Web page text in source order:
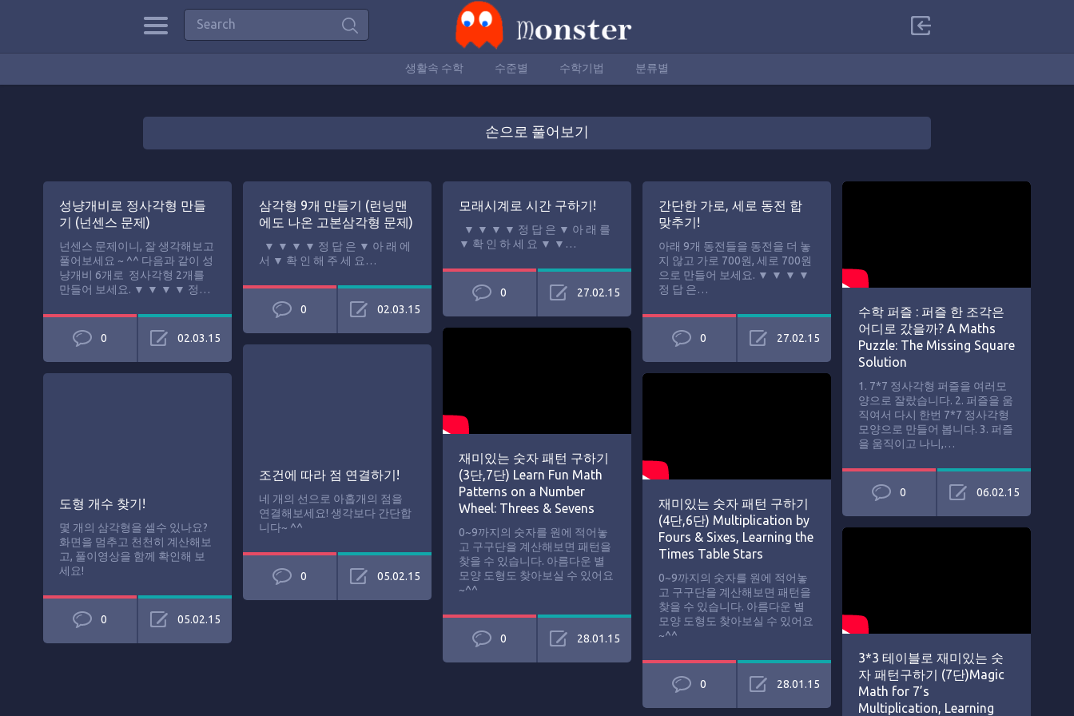
생활속 수학 수준별 수학기법 분류별
손으로 풀어보기
성냥개비로 정사각형 만들
기 (넌센스 문제)
넌센스 문제이니, 잘 생각해보고
풀어보세요 ~ ^^ 다음과 같이 성
냥개비 6개로 정사각형 2개를
만들어 보세요. ▼ ▼ ▼ ▼ 정…
0 02.03.15
삼각형 9개 만들기 (런닝맨
에도 나온 고본삼각형 문제)
▼ ▼ ▼ ▼ 정 답 은 ▼ 아 래 에
서 ▼ 확 인 해 주 세 요…
0 02.03.15
모래시계로 시간 구하기!
▼ ▼ ▼ ▼ 정 답 은 ▼ 아 래 를
▼ 확 인 하 세 요 ▼ ▼…
0 27.02.15
간단한 가로, 세로 동전 합
맞추기!
아래 9개 동전들을 동전을 더 놓
지 않고 가로 700원, 세로 700원
으로 만들어 보세요. ▼ ▼ ▼ ▼
정 답 은…
0 27.02.15
수학 퍼즐 : 퍼즐 한 조각은
어디로 갔을까? A Maths
Puzzle: The Missing Square
Solution
1. 7*7 정사각형 퍼즐을 여러모
양으로 잘랐습니다. 2. 퍼즐을 움
직여서 다시 한번 7*7 정사각형
모양으로 만들어 봅니다. 3. 퍼즐
을 움직이고 나니,…
0 06.02.15
도형 개수 찾기!
몇 개의 삼각형을 셀수 있나요?
화면을 멈추고 천천히 계산해보
고, 풀이영상을 함께 확인해 보
세요!
0 05.02.15
조건에 따라 점 연결하기!
네 개의 선으로 아홉개의 점을
연결해보세요! 생각보다 간단합
니다~ ^^
0 05.02.15
재미있는 숫자 패턴 구하기
(3단,7단) Learn Fun Math
Patterns on a Number
Wheel: Threes & Sevens
0~9까지의 숫자를 원에 적어놓
고 구구단을 계산해보면 패턴을
찾을 수 있습니다. 아름다운 별
모양 도형도 찾아보실 수 있어요
~^^
0 28.01.15
재미있는 숫자 패턴 구하기
(4단,6단) Multiplication by
Fours & Sixes, Learning the
Times Table Stars
0~9까지의 숫자를 원에 적어놓
고 구구단을 계산해보면 패턴을
찾을 수 있습니다. 아름다운 별
모양 도형도 찾아보실 수 있어요
~^^
0 28.01.15
3*3 테이블로 재미있는 숫
자 패턴구하기 (7단)Magic
Math for 7’s
Multiplication, Learning